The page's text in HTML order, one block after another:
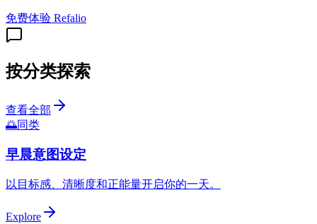
免费体验 Refalio
按分类探索
查看全部
🌅同类
早晨意图设定
以目标感、清晰度和正能量开启你的一天。
Explore